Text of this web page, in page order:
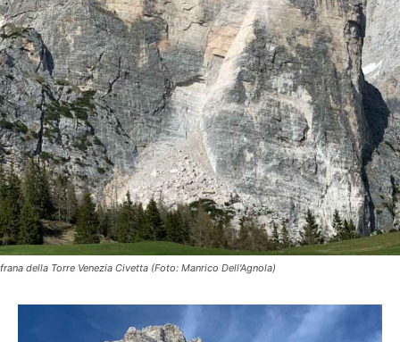
frana della Torre Venezia Civetta (Foto: Manrico Dell'Agnola)